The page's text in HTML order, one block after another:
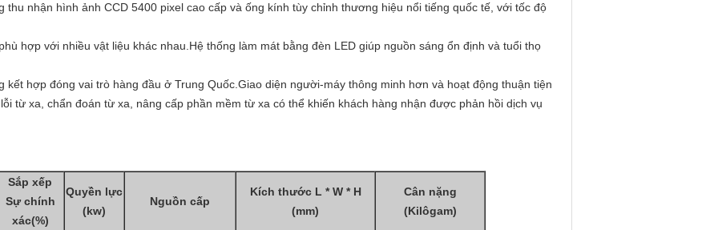
thu nhận hình ảnh CCD 5400 pixel cao cấp và ống kính tùy chỉnh thương hiệu nổi tiếng quốc tế, với tốc độ
hợp với nhiều vật liệu khác nhau.Hệ thống làm mát bằng đèn LED giúp nguồn sáng ổn định và tuổi thọ
kết hợp đóng vai trò hàng đầu ở Trung Quốc.Giao diện người-máy thông minh hơn và hoạt động thuận tiện
từ xa, chẩn đoán từ xa, nâng cấp phần mềm từ xa có thể khiến khách hàng nhận được phản hồi dịch vụ
Sắp xếp
Sự chính
xác(%)
Quyền lực
(kw)
Nguồn cấp
Kích thước L * W * H
(mm)
Cân nặng
(Kilôgam)